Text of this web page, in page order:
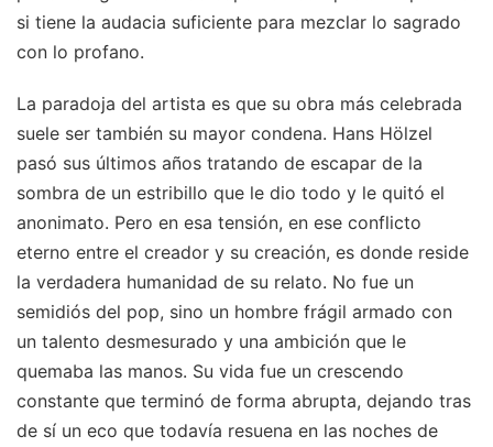
si tiene la audacia suficiente para mezclar lo sagrado
con lo profano.
La paradoja del artista es que su obra más celebrada
suele ser también su mayor condena. Hans Hölzel
pasó sus últimos años tratando de escapar de la
sombra de un estribillo que le dio todo y le quitó el
anonimato. Pero en esa tensión, en ese conflicto
eterno entre el creador y su creación, es donde reside
la verdadera humanidad de su relato. No fue un
semidiós del pop, sino un hombre frágil armado con
un talento desmesurado y una ambición que le
quemaba las manos. Su vida fue un crescendo
constante que terminó de forma abrupta, dejando tras
de sí un eco que todavía resuena en las noches de